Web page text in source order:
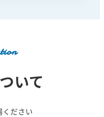
いて
ください